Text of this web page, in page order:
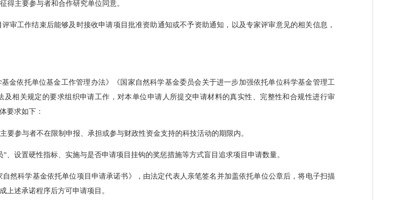
与国家重点研发计划项目、科技创新2030—重大项目实施联合限项。具体政策变化请参照《指南》限项申
征得主要参与者和合作研究单位同意。
学基金依托单位基金工作管理办法》《国家自然科学基金委员会关于进一步加强依托单位科学基金管理工
具体要求如下：
及主要参与者不在限制申报、承担或参与财政性资金支持的科技活动的期限内。